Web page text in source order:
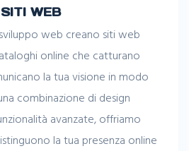
SITI WEB
web creano siti web
online che catturano
la tua visione in modo
combinazione di design
avanzate, offriamo
la tua presenza online